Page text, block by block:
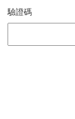
驗證碼